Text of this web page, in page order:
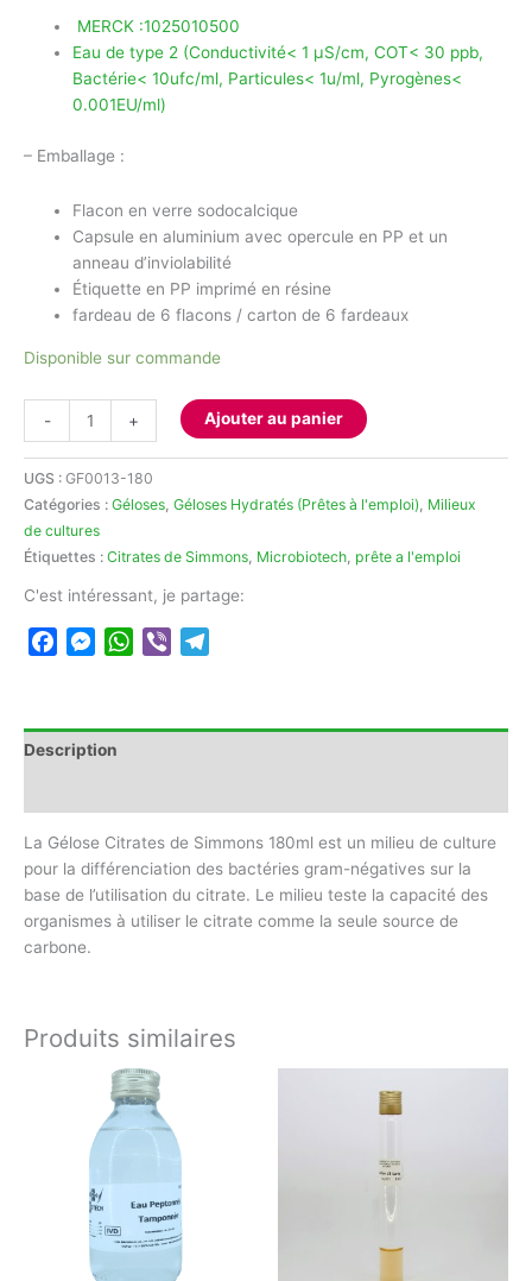
MERCK :1025010500
Eau de type 2 (Conductivité< 1 µS/cm, COT< 30 ppb,
Bactérie< 10ufc/ml, Particules< 1u/ml, Pyrogènes<
0.001EU/ml)
– Emballage :
Flacon en verre sodocalcique
Capsule en aluminium avec opercule en PP et un
anneau d’inviolabilité
Étiquette en PP imprimé en résine
fardeau de 6 flacons / carton de 6 fardeaux
Disponible sur commande
-
de
Gélose
Citrates
de
Simmons
180ml
+ Ajouter au panier
UGS : GF0013-180
Catégories : Géloses, Géloses Hydratés (Prêtes à l'emploi), Milieux
de cultures
Étiquettes : Citrates de Simmons, Microbiotech, prête a l'emploi
C'est intéressant, je partage:
FacebookMessenger
WhatsApp
Viber
Description
La Gélose Citrates de Simmons 180ml est un milieu de culture
pour la différenciation des bactéries gram-négatives sur la
base de l’utilisation du citrate. Le milieu teste la capacité des
organismes à utiliser le citrate comme la seule source de
carbone.
Produits similaires